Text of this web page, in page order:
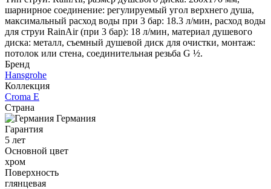
шарнирное соединение: регулируемый угол верхнего душа,
максимальный расход воды при 3 бар: 18.3 л/мин, расход воды
для струи RainAir (при 3 бар): 18 л/мин, материал душевого
диска: металл, съемный душевой диск для очистки, монтаж:
потолок или стена, соединительная резьба G ½.
Бренд
Hansgrohe
Коллекция
Croma E
Страна
Германия
Гарантия
5 лет
Основной цвет
хром
Поверхность
глянцевая